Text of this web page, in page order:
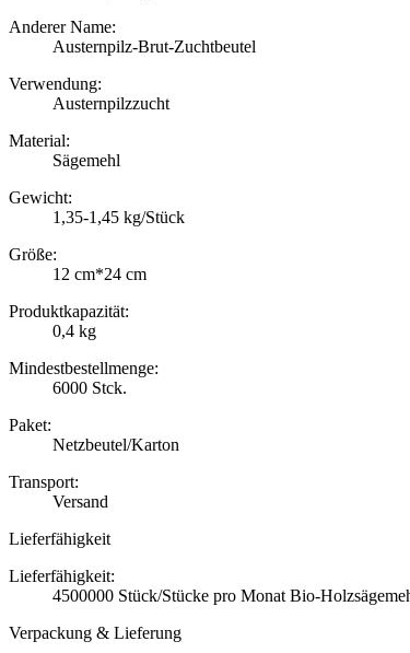
Anderer Name:
Austernpilz-Brut-Zuchtbeutel
Verwendung:
Austernpilzzucht
Material:
Sägemehl
Gewicht:
1,35-1,45 kg/Stück
Größe:
12 cm*24 cm
Produktkapazität:
0,4 kg
Mindestbestellmenge:
6000 Stck.
Paket:
Netzbeutel/Karton
Transport:
Versand
Lieferfähigkeit
Lieferfähigkeit:
4500000 Stück/Stücke pro Monat Bio-
Verpackung & Lieferung